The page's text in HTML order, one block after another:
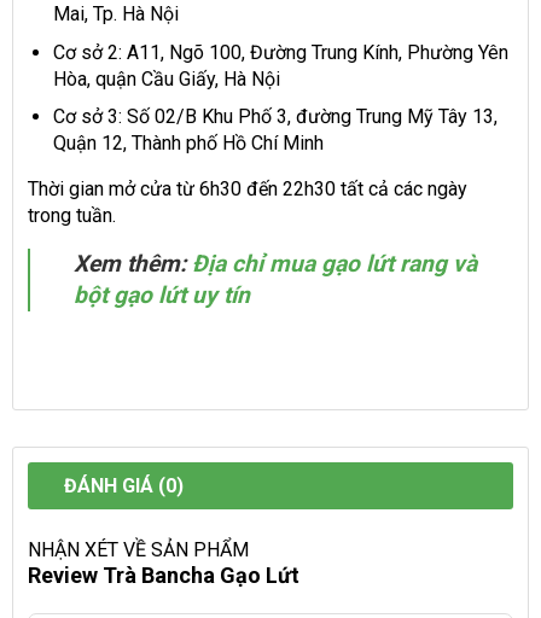
Mai, Tp. Hà Nội
Cơ sở 2: A11, Ngõ 100, Đường Trung Kính, Phường Yên
Hòa, quận Cầu Giấy, Hà Nội
Cơ sở 3: Số 02/B Khu Phố 3, đường Trung Mỹ Tây 13,
Quận 12, Thành phố Hồ Chí Minh
Thời gian mở cửa từ 6h30 đến 22h30 tất cả các ngày
trong tuần.
Xem thêm: Địa chỉ mua gạo lứt rang và
bột gạo lứt uy tín
ĐÁNH GIÁ (0)
NHẬN XÉT VỀ SẢN PHẨM
Review Trà Bancha Gạo Lứt